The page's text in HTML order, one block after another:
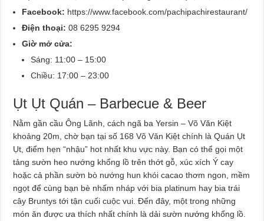
Facebook: https://www.facebook.com/pachipachirestaurant/
Điện thoại:08 6295 9294
Giờ mở cửa:
Sáng: 11:00 – 15:00
Chiều: 17:00 – 23:00
Ụt Ụt Quán – Barbecue & Beer
Nằm gần cầu Ông Lãnh, cách ngã ba Yersin – Võ Văn Kiệt
khoảng 20m, chờ bạn tại số 168 Võ Văn Kiệt chính là Quán Ụt
Ụt, điểm hẹn “nhậu” hot nhất khu vực này. Bạn có thể gọi một
tảng sườn heo nướng khổng lồ trên thớt gỗ, xúc xích Ý cay
hoặc cả phần sườn bò nướng hun khói cacao thơm ngon, mềm
ngọt để cùng bạn bè nhấm nháp với bia platinum hay bia trái
cây Bruntys tới tận cuối cuộc vui. Đến đây, một trong những
món ăn được ưa thích nhất chính là dải sườn nướng khổng lồ.